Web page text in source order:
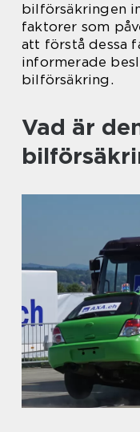
bilförsäkringen
faktorer som
att förstå dessa
informerade
bilförsäkring.
Vad är